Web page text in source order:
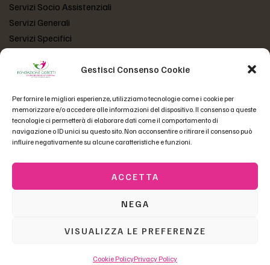
Gestisci Consenso Cookie
Per fornire le migliori esperienze, utilizziamo tecnologie come i cookie per
memorizzare e/o accedere alle informazioni del dispositivo. Il consenso a queste
tecnologie ci permetterà di elaborare dati come il comportamento di
navigazione o ID unici su questo sito. Non acconsentire o ritirare il consenso può
influire negativamente su alcune caratteristiche e funzioni.
ACCETTA
NEGA
VISUALIZZA LE PREFERENZE
Cookie PolicyPrivacy Policy
Servizi Socio Assistenziali
Servizi Generali
Servizi Specifici
LINK UTILI
Atto Costitutivo
Statuto Fondazione
Codice Etico
Domande Frequenti
Copyright © 2023 Fondazione Gobetti | P.Iva 01558550230 –